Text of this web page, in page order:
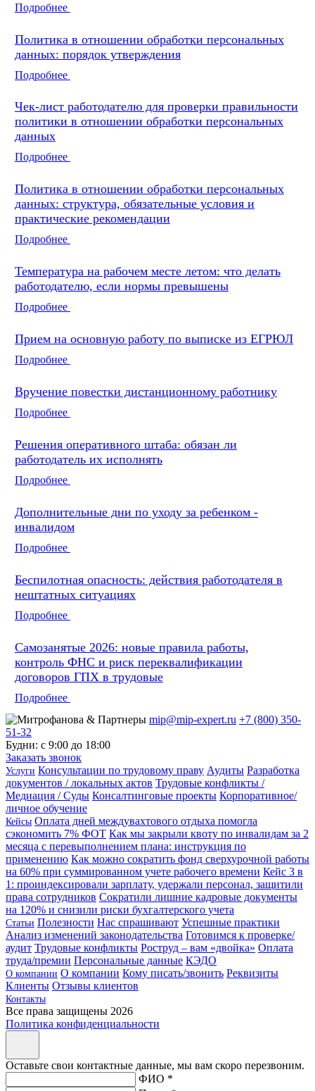
Подробнее
Политика в отношении обработки персональных
данных: порядок утверждения
Подробнее
Чек-лист работодателю для проверки правильности
политики в отношении обработки персональных
данных
Подробнее
Политика в отношении обработки персональных
данных: структура, обязательные условия и
практические рекомендации
Подробнее
Температура на рабочем месте летом: что делать
работодателю, если нормы превышены
Подробнее
Прием на основную работу по выписке из ЕГРЮЛ
Подробнее
Вручение повестки дистанционному работнику
Подробнее
Решения оперативного штаба: обязан ли
работодатель их исполнять
Подробнее
Дополнительные дни по уходу за ребенком -
инвалидом
Подробнее
Беспилотная опасность: действия работодателя в
нештатных ситуациях
Подробнее
Самозанятые 2026: новые правила работы,
контроль ФНС и риск переквалификации
договоров ГПХ в трудовые
Подробнее
mip@mip-expert.ru +7 (800) 350-
51-32
Будни: с 9:00 до 18:00
Заказать звонок
Услуги Консультации по трудовому праву Аудиты Разработка
документов / локальных актов Трудовые конфликты /
Медиация / Суды Консалтинговые проекты Корпоративное/
личное обучение
Кейсы Оплата дней междувахтового отдыха помогла
сэкономить 7% ФОТ Как мы закрыли квоту по инвалидам за 2
месяца с перевыполнением плана: инструкция по
применению Как можно сократить фонд сверхурочной работы
на 60% при суммированном учете рабочего времени Кейс 3 в
1: проиндексировали зарплату, удержали персонал, защитили
права сотрудников Сократили лишние кадровые документы
на 120% и снизили риски бухгалтерского учета
Статьи Полезности Нас спрашивают Успешные практики
Анализ изменений законодательства Готовимся к проверке/
аудит Трудовые конфликты Роструд – вам «двойка» Оплата
труда/премии Персональные данные КЭДО
О компании О компании Кому писать/звонить Реквизиты
Клиенты Отзывы клиентов
Контакты
Все права защищены 2026
Политика конфиденциальности
Оставьте свои контактные данные, мы вам скоро перезвоним.
ФИО *